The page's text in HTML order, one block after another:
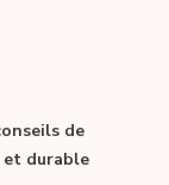
de
et durable